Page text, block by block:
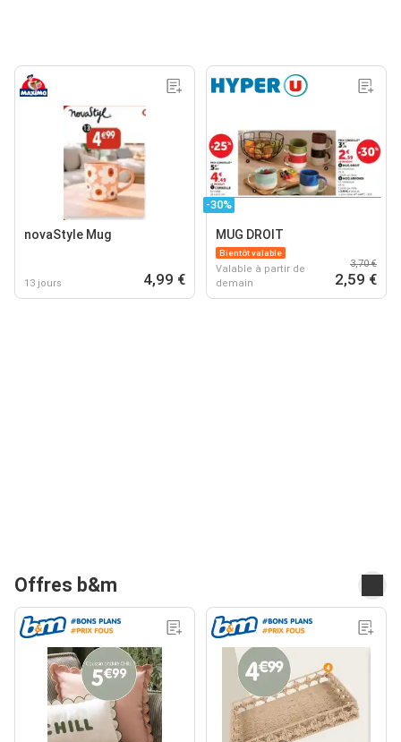
novaStyle Mug
13 jours 4,99 €
-30%
MUG DROIT
Bientôt valable
Valable à partir de
demain
3,70 €
2,59 €
Offres b&m